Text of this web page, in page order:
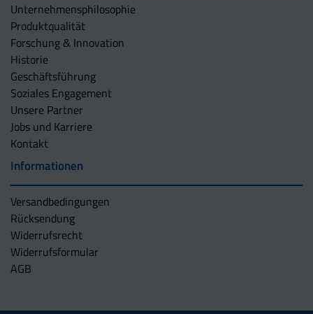
Unternehmens­philosophie
Produktqualität
Forschung & Innovation
Historie
Geschäftsführung
Soziales Engagement
Unsere Partner
Jobs und Karriere
Kontakt
Informationen
Versandbedingungen
Rücksendung
Widerrufsrecht
Widerrufsformular
AGB